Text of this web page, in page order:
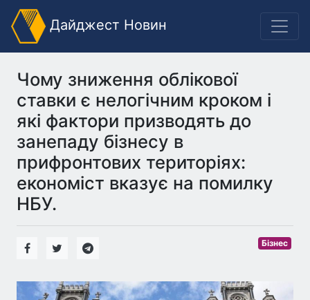
Дайджест Новин
Чому зниження облікової
ставки є нелогічним кроком і
які фактори призводять до
занепаду бізнесу в
прифронтових територіях:
економіст вказує на помилку
НБУ.
Бізнес